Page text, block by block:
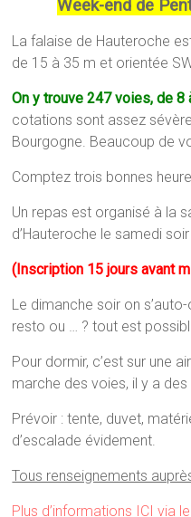
Week-end de
La falaise de Hauteroche
de 15 à 35 m et orientée
On y trouve 247 voies, de 8
cotations sont assez
Bourgogne. Beaucoup de
Comptez trois bonnes
Un repas est organisé à la
d’Hauteroche le samedi soir
(Inscription 15 jours avant
Le dimanche soir on
resto ou … ? tout est
Pour dormir, c’est sur une
marche des voies, il y a
Prévoir : tente, duvet,
d’escalade évidement.
Tous renseignements
Plus d’informations ICI via